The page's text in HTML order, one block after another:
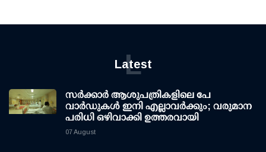
Latest
L
സര്‍ക്കാര്‍ ആശുപത്രികളിലെ പേ
വാര്‍ഡുകള്‍ ഇനി എല്ലാവര്‍ക്കും; വരുമാന
പരിധി ഒഴിവാക്കി ഉത്തരവായി
07 August